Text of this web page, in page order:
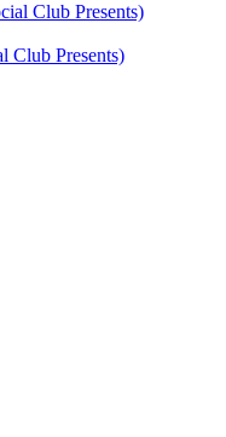
Club Presents)